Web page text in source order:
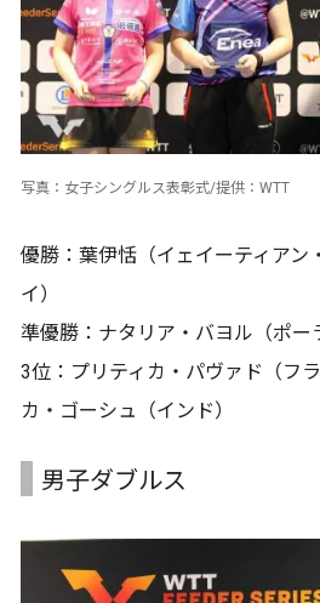
写真：女子シングルス表彰式/提供：WTT
優勝：葉伊恬（イェイーティアン
イ）
準優勝：ナタリア・バヨル（ポー
3位：プリティカ・パヴァド（フ
カ・ゴーシュ（インド）
男子ダブルス